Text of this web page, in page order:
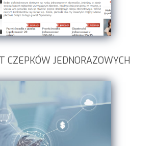
CZEPKÓW JEDNORAZOWYCH